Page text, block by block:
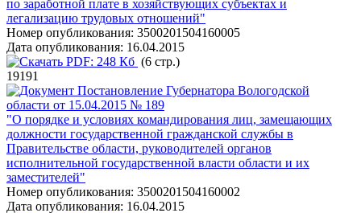
по заработной плате в хозяйствующих субъектах и
легализацию трудовых отношений"
Номер опубликования: 3500201504160005
Дата опубликования: 16.04.2015
PDF: 248 Кб (6 стр.)
19191
Постановление Губернатора Вологодской
области от 15.04.2015 № 189
"О порядке и условиях командирования лиц, замещающих
должности государственной гражданской службы в
Правительстве области, руководителей органов
исполнительной государственной власти области и их
заместителей"
Номер опубликования: 3500201504160002
Дата опубликования: 16.04.2015